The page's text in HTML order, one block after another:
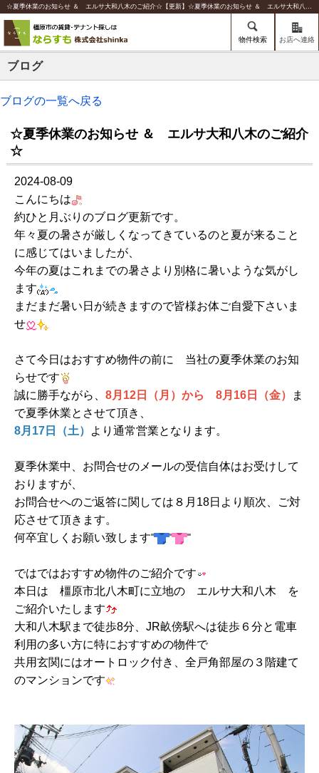
☆夏季休業のお知らせ ＆ エルサ大和八木のご紹介☆【更新】☆夏季休業のお知らせ ＆ エルサ大和八木のご紹介☆ | 橿原の賃貸のことならならすも【株式会社shinka】
物件検索 お店へ連絡
ブログ
ブログの一覧へ戻る
☆夏季休業のお知らせ ＆ エルサ大和八木のご紹介
☆
2024-08-09
こんにちは
約ひと月ぶりのブログ更新です。
年々夏の暑さが厳しくなってきているのと夏が来ること
に感じてはいましたが、
今年の夏はこれまでの暑さより別格に暑いような気がし
ます
まだまだ暑い日が続きますので皆様お体ご自愛下さいま
せ
さて今日はおすすめ物件の前に 当社の夏季休業のお知
らせです
誠に勝手ながら、 8月12日（月）から 8月16日（金）
ま
で夏季休業とさせて頂き、
8月17日（土）
より通常営業となります。
夏季休業中、お問合せのメールの受信自体はお受けして
おりますが、
お問合せへのご返答に関しては８月18日より順次、ご対
応させて頂きます。
何卒宜しくお願い致します
ではではおすすめ物件のご紹介です
本日は 橿原市北八木町に立地の エルサ大和八木 を
ご紹介いたします
大和八木駅まで徒歩8分、JR畝傍駅へは徒歩６分と電車
利用の多い方に特におすすめの物件で
共用玄関にはオートロック付き、全戸角部屋の３階建て
のマンションです